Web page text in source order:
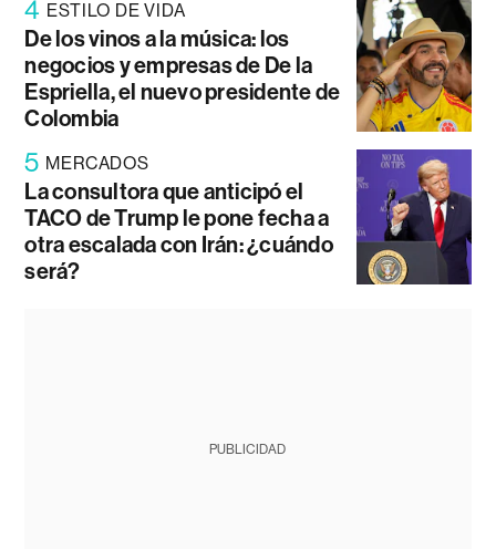
4 ESTILO DE VIDA
De los vinos a la música: los
negocios y empresas de De la
Espriella, el nuevo presidente de
Colombia
5 MERCADOS
La consultora que anticipó el
TACO de Trump le pone fecha a
otra escalada con Irán: ¿cuándo
será?
PUBLICIDAD